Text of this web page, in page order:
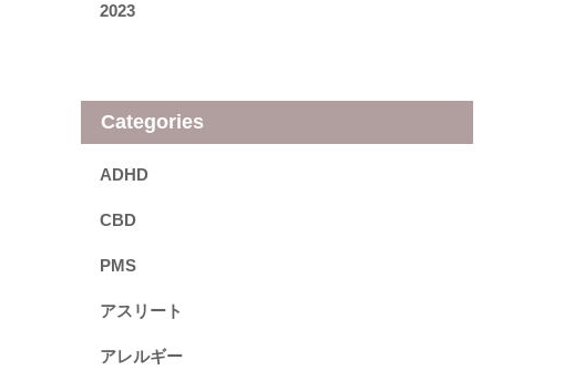
2023
Categories
ADHD
CBD
PMS
アスリート
アレルギー